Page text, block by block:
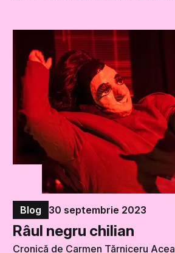
Blog 30 septembrie 2023
Râul negru chilian
Cronică de Carmen Tărniceru